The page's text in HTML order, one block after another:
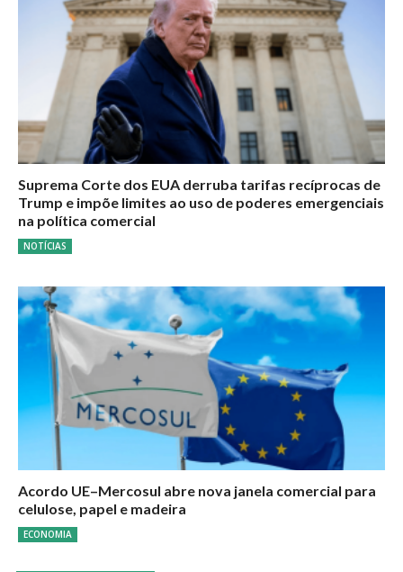
Suprema Corte dos EUA derruba tarifas recíprocas de
Trump e impõe limites ao uso de poderes emergenciais
na política comercial
NOTÍCIAS
Acordo UE–Mercosul abre nova janela comercial para
celulose, papel e madeira
ECONOMIA